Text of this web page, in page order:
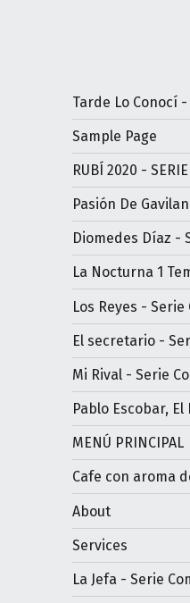
Tarde Lo Conocí
Sample Page
RUBÍ 2020 -
Pasión De
Diomedes Díaz -
La Nocturna 1
Los Reyes - Serie
El secretario -
Mi Rival - Serie
Pablo Escobar,
MENÚ PRINCIPAL
Cafe con aroma
About
Services
La Jefa - Serie